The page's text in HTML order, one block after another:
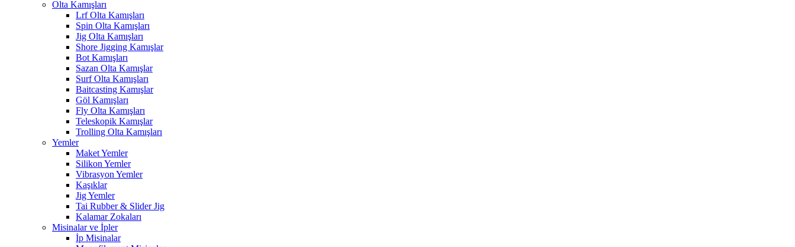
Olta Kamışları
Lrf Olta Kamışları
Spin Olta Kamışları
Jig Olta Kamışları
Shore Jigging Kamışlar
Bot Kamışları
Sazan Olta Kamışlar
Surf Olta Kamışları
Baitcasting Kamışlar
Göl Kamışları
Fly Olta Kamışları
Teleskopik Kamışlar
Trolling Olta Kamışları
Yemler
Maket Yemler
Silikon Yemler
Vibrasyon Yemler
Kaşıklar
Jig Yemler
Tai Rubber & Slider Jig
Kalamar Zokaları
Misinalar ve İpler
İp Misinalar